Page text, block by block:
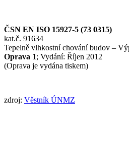
ČSN EN ISO 15927-5 (73 0315)
kat.č. 91634
Tepelně vlhkostní chování budov –
Oprava 1; Vydání: Říjen 2012
(Oprava je vydána tiskem)
zdroj: Věstník ÚNMZ